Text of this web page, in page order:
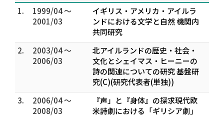
1.
1999/04 ～
2001/03
イギリス・アメリカ・アイルラ
ンドにおける文学と自然 機関内
共同研究
2.
2003/04 ～
2006/03
北アイルランドの歴史・社会・
文化とシェイマス・ヒーニーの
詩の関連についての研究 基盤研
究(C)(研究代表者(単独))
3.
2006/04 ～
2008/03
『声」と『身体』の探求――現代欧
米詩劇における「ギリシア劇」